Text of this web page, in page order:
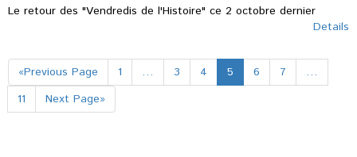
Le retour des "Vendredis de l'Histoire" ce 2 octobre dernier
Details
«Previous Page 1 … 3 4 5 6 7
…
11
Next Page»